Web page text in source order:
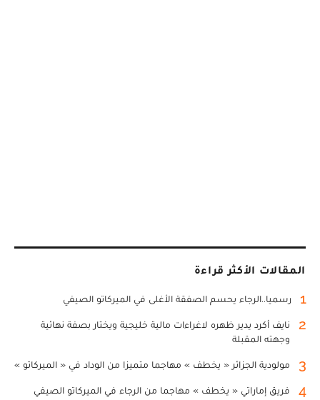
المقالات الأكثر قراءة
1 رسميا..الرجاء يحسم الصفقة الأغلى في الميركاتو الصيفي
2
نايف أكرد يدير ظهره لاغراءات مالية خليجية ويختار بصفة نهائية
وجهته المقبلة
3 مولودية الجزائر « يخطف » مهاجما متميزا من الوداد في « الميركاتو »
4 فريق إماراتي « يخطف » مهاجما من الرجاء في الميركاتو الصيفي